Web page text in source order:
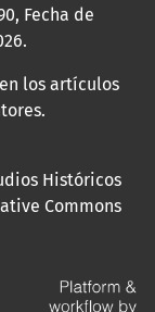
Fecha de
los artículos
Históricos
Commons